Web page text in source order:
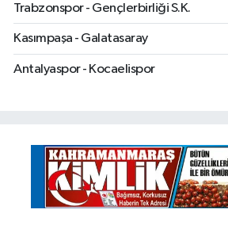
Trabzonspor - Gençlerbirliği S.K.
Kasımpaşa - Galatasaray
Antalyaspor - Kocaelispor